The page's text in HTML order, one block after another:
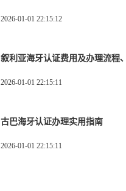
2026-01-01 22:15:12
叙利亚海牙认证费用及办理流程
2026-01-01 22:15:11
古巴海牙认证办理实用指南
2026-01-01 22:15:11